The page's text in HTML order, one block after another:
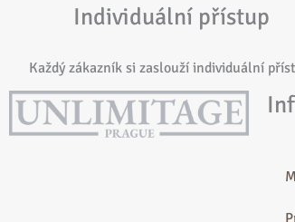
Individuální přístup
Každý zákazník si zaslouží individuální